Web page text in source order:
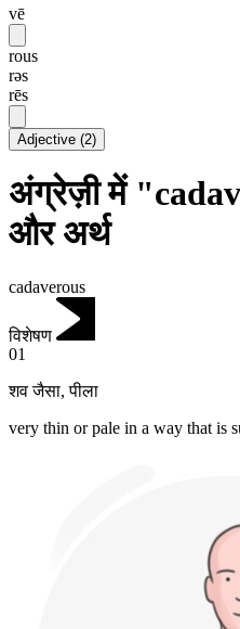
vē
rous
rəs
rēs
Adjective (2)
अंग्रेज़ी में
और अर्थ
cadaverous
विशेषण
01
शव जैसा,पीला
very thin or pale in a way that is